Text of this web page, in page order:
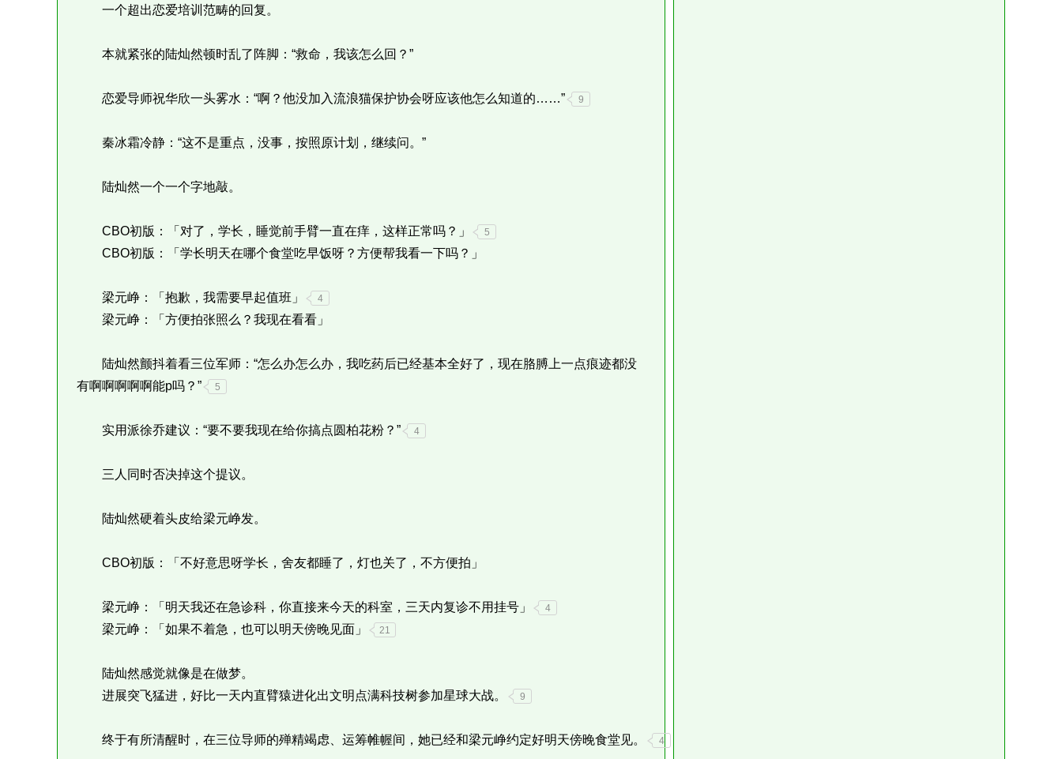
一个超出恋爱培训范畴的回复。
本就紧张的陆灿然顿时乱了阵脚：“救命，我该怎么回？”
恋爱导师祝华欣一头雾水：“啊？他没加入流浪猫保护协会呀应该他怎么知道的……” 9
秦冰霜冷静：“这不是重点，没事，按照原计划，继续问。”
陆灿然一个一个字地敲。
CBO初版：「对了，学长，睡觉前手臂一直在痒，这样正常吗？」 5
CBO初版：「学长明天在哪个食堂吃早饭呀？方便帮我看一下吗？」
梁元峥：「抱歉，我需要早起值班」 4
梁元峥：「方便拍张照么？我现在看看」
陆灿然颤抖着看三位军师：“怎么办怎么办，我吃药后已经基本全好了，现在胳膊上一点痕迹都没
有啊啊啊啊啊能p吗？”
5
实用派徐乔建议：“要不要我现在给你搞点圆柏花粉？” 4
三人同时否决掉这个提议。
陆灿然硬着头皮给梁元峥发。
CBO初版：「不好意思呀学长，舍友都睡了，灯也关了，不方便拍」
梁元峥：「明天我还在急诊科，你直接来今天的科室，三天内复诊不用挂号」 4
梁元峥：「如果不着急，也可以明天傍晚见面」 21
陆灿然感觉就像是在做梦。
进展突飞猛进，好比一天内直臂猿进化出文明点满科技树参加星球大战。
9
终于有所清醒时，在三位导师的殚精竭虑、运筹帷幄间，她已经和梁元峥约定好明天傍晚食堂见。 4